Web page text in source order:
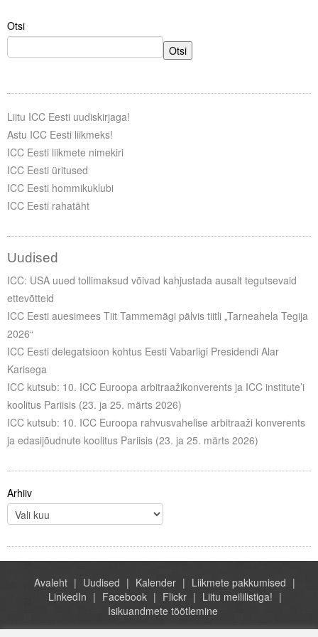
Publikatsioonid
Viidad
ICC WBO
ICC komisjonid
Digiraamatukogu
Juhendid ja väljaanded
Kontakt
Liitu meililistiga
Oskusteave
Incoterms® 2020
Abimaterjalid
Projektid
Otsi
Otsi
Liitu ICC Eesti uudiskirjaga!
Astu ICC Eesti liikmeks!
ICC Eesti liikmete nimekiri
ICC Eesti üritused
ICC Eesti hommikuklubi
ICC Eesti rahatäht
Uudised
ICC: USA uued tollimaksud võivad kahjustada ausalt tegutsevaid
ettevõtteid
ICC Eesti auesimees Tiit Tammemägi pälvis tiitli „Tarneahela Tegija
2026“
ICC Eesti delegatsioon kohtus Eesti Vabariigi Presidendi Alar
Karisega
ICC kutsub: 10. ICC Euroopa arbitraažikonverents ja ICC institute’i
koolitus Pariisis (23. ja 25. märts 2026)
ICC kutsub: 10. ICC Euroopa rahvusvahelise arbitraaži konverents
ja edasijõudnute koolitus Pariisis (23. ja 25. märts 2026)
Arhiiv
Avaleht Uudised Kalender
Liikmete pakkumised
LinkedIn
Facebook Flickr
Liitu meililistiga!
Isikuandmete töötlemine